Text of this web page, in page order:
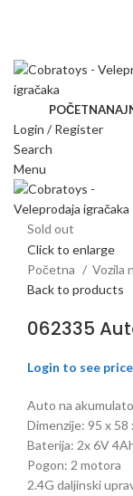
POČETNA
Login / Register
Search
Menu
Sold out
Click to enlarge
Početna
Vozila
Back to products
062335
Login to see
Auto na
Dimenzije: 95 x 58
Baterija: 2x 6V
Pogon: 2 motora
2.4G ​​daljinski